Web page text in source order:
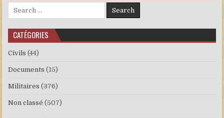
Search for:
CATÉGORIES
Civils (44)
Documents (15)
Militaires (376)
Non classé (507)